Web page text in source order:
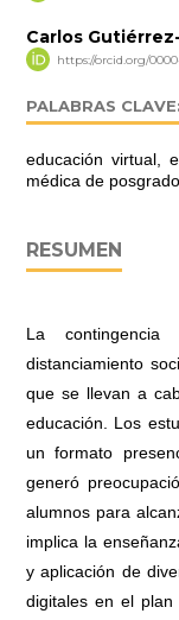
Carlos
https://orcid.org/
PALABRAS CLAVE:
educación virtual,
médica de posgrado
RESUMEN
La
distanciamiento
que se llevan a
educación. Los
un formato
generó
alumnos para
implica la
y aplicación de
digitales en el